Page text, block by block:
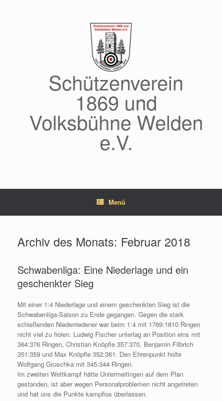
Schützenverein
1869 und
Volksbühne Welden
e.V.
Menü
Archiv des Monats: Februar 2018
Schwabenliga: Eine Niederlage und ein
geschenkter Sieg
Mit einer 1:4 Niederlage und einem geschenkten Sieg ist die
Schwabenliga-Saison zu Ende gegangen. Gegen die stark
schießenden Niederriedener war beim 1:4 mit 1769:1810 Ringen
nicht viel zu holen. Ludwig Fischer unterlag an Position eins mit
364:376 Ringen, Christian Knöpfle 357:370, Benjamin Filbrich
351:359 und Max Knöpfle 352:361. Den Ehrenpunkt holte
Wolfgang Gruschka mit 345:344 Ringen.
Im zweiten Wettkampf hätte Untermeitingen auf dem Plan
gestanden, ist aber wegen Personalproblemen nicht angetreten
und hat uns die Punkte kampflos überlassen.